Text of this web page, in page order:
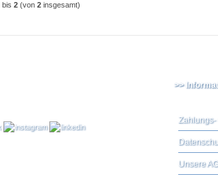
bis 2 (von 2 insgesamt)
>>
Unsere